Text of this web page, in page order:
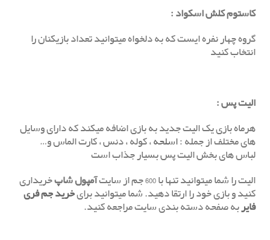
کاستوم کلش اسکواد :
گروه چهار نفره ایست که به دلخواه میتوانید تعداد بازیکنان را
انتخاب کنید
الیت پس:
هرماه بازی یک الیت جدید به بازی اضافه میکند که دارای وسایل
های مختلف از جمله :اسلحه، کوله ، دنس ، کارت الماس و…
لباس های بخش الیت پس بسیار جذاب است
الیت را شما میتوانید تنها با 600 جم از سایت
آمپول شاپخریداری
کنید و بازی خود را ارتقا دهید. شما میتوانید برایخرید جم فری
فایربه صفحه دسته بندی سایت مراجعه کنید.